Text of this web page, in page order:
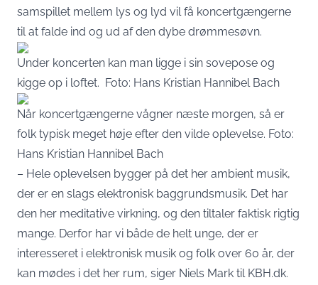
samspillet mellem lys og lyd vil få koncertgængerne
til at falde ind og ud af den dybe drømmesøvn.
Under koncerten kan man ligge i sin sovepose og
kigge op i loftet. Foto: Hans Kristian Hannibel Bach
Når koncertgængerne vågner næste morgen, så er
folk typisk meget høje efter den vilde oplevelse. Foto:
Hans Kristian Hannibel Bach
– Hele oplevelsen bygger på det her ambient musik,
der er en slags elektronisk baggrundsmusik. Det har
den her meditative virkning, og den tiltaler faktisk rigtig
mange. Derfor har vi både de helt unge, der er
interesseret i elektronisk musik og folk over 60 år, der
kan mødes i det her rum, siger Niels Mark til KBH.dk.